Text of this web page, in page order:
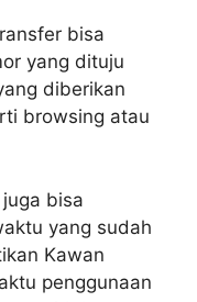
bisa
yang dituju
diberikan
browsing atau
bisa
yang sudah
Kawan
penggunaan